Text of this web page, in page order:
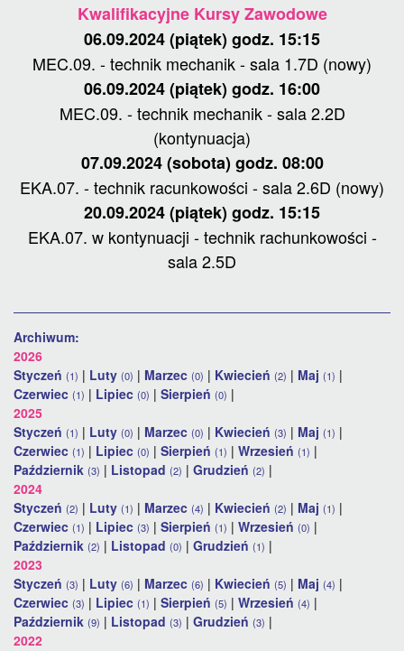
Kwalifikacyjne Kursy Zawodowe
06.09.2024 (piątek) godz. 15:15
MEC.09. - technik mechanik - sala 1.7D (nowy)
06.09.2024 (piątek) godz. 16:00
MEC.09. - technik mechanik - sala 2.2D
(kontynuacja)
07.09.2024 (sobota) godz. 08:00
EKA.07. - technik racunkowości - sala 2.6D (nowy)
20.09.2024 (piątek) godz. 15:15
EKA.07. w kontynuacji - technik rachunkowości -
sala 2.5D
Archiwum:
2026
Styczeń (1) | Luty (0) | Marzec (0) | Kwiecień (2) | Maj (1) |
Czerwiec (1) | Lipiec (0) | Sierpień (0) |
2025
Styczeń (1) | Luty (0) | Marzec (0) | Kwiecień (3) | Maj (1) |
Czerwiec (1) | Lipiec (0) | Sierpień (1) | Wrzesień (1) |
Październik (3) | Listopad (2) | Grudzień (2) |
2024
Styczeń (2) | Luty (1) | Marzec (4) | Kwiecień (2) | Maj (1) |
Czerwiec (1) | Lipiec (3) | Sierpień (1) | Wrzesień (0) |
Październik (2) | Listopad (0) | Grudzień (1) |
2023
Styczeń (3) | Luty (6) | Marzec (6) | Kwiecień (5) | Maj (4) |
Czerwiec (3) | Lipiec (1) | Sierpień (5) | Wrzesień (4) |
Październik (9) | Listopad (3) | Grudzień (3) |
2022